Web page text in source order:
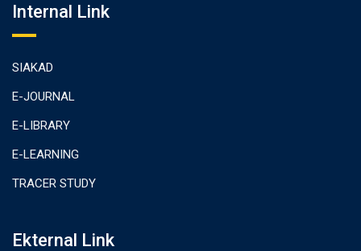
Internal Link
SIAKAD
E-JOURNAL
E-LIBRARY
E-LEARNING
TRACER STUDY
Ekternal Link